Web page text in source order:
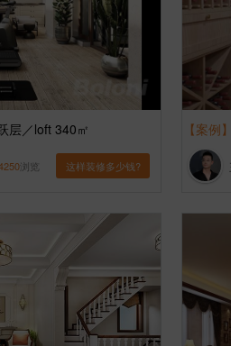
层／loft 340㎡
浏览 这样装修多少钱?
【案例